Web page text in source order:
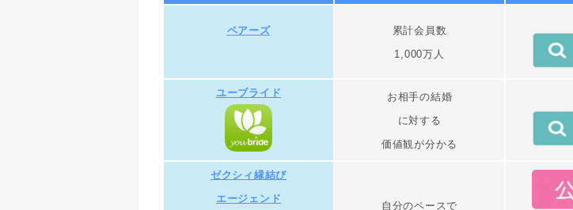
ペアーズ
累計会員数
1,000万人
ユーブライド
お相手の結婚
に対する
価値観が分かる
ゼクシィ縁結び
エージェンド
自分のペースで